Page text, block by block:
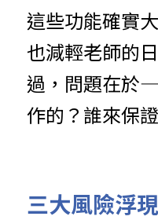
這些功能確實
也減輕老師的
過，問題在於
作的？誰來保
三大風險浮